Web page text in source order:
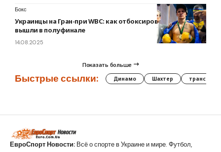
Бокс
Украинцы на Гран-при WBC: как отбоксировали и на кого
вышли в полуфинале
14.08.2025
Показать больше
Быстрые ссылки: Динамо Шахтер трансферы
ЕвроСпорт Новости: Всё о спорте в Украине и мире. Футбол,